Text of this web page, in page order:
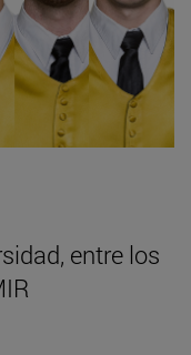
entre los